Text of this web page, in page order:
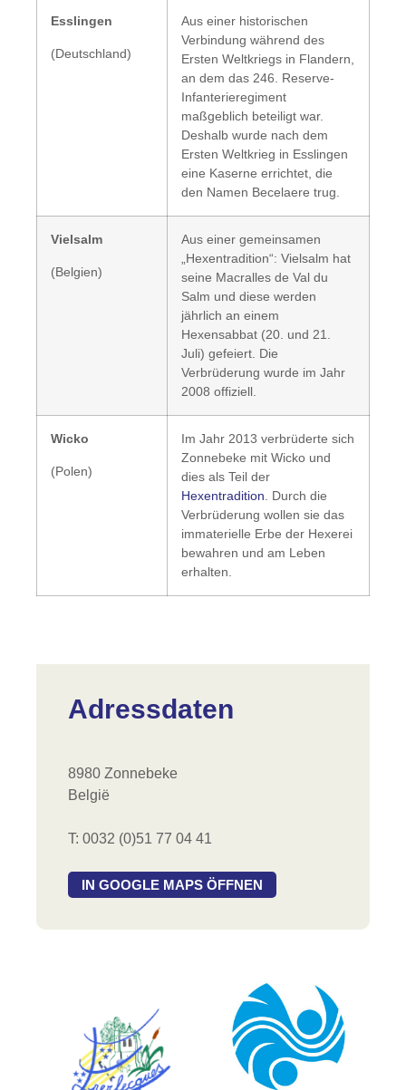
Esslingen
(Deutschland)
Aus einer historischen
Verbindung während des
Ersten Weltkriegs in Flandern,
an dem das 246. Reserve-
Infanterieregiment
maßgeblich beteiligt war.
Deshalb wurde nach dem
Ersten Weltkrieg in Esslingen
eine Kaserne errichtet, die
den Namen Becelaere trug.
Vielsalm
(Belgien)
Aus einer gemeinsamen
„Hexentradition“: Vielsalm hat
seine Macralles de Val du
Salm und diese werden
jährlich an einem
Hexensabbat (20. und 21.
Juli) gefeiert. Die
Verbrüderung wurde im Jahr
2008 offiziell.
Wicko
(Polen)
Im Jahr 2013 verbrüderte sich
Zonnebeke mit Wicko und
dies als Teil der
Hexentradition. Durch die
Verbrüderung wollen sie das
immaterielle Erbe der Hexerei
bewahren und am Leben
erhalten.
Adressdaten
8980 Zonnebeke
België
T: 0032 (0)51 77 04 41
IN GOOGLE MAPS ÖFFNEN